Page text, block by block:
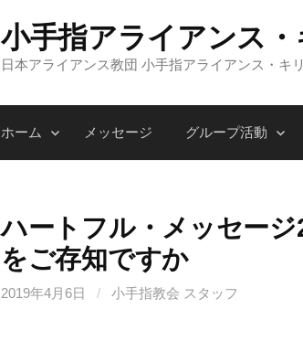
小手指アライアンス
日本アライアンス教団 小手指アライアンス・キ
ホーム メッセージ グループ活動
ハートフル・メッセー
をご存知ですか
2019年4月6日 / 小手指教会 スタッフ